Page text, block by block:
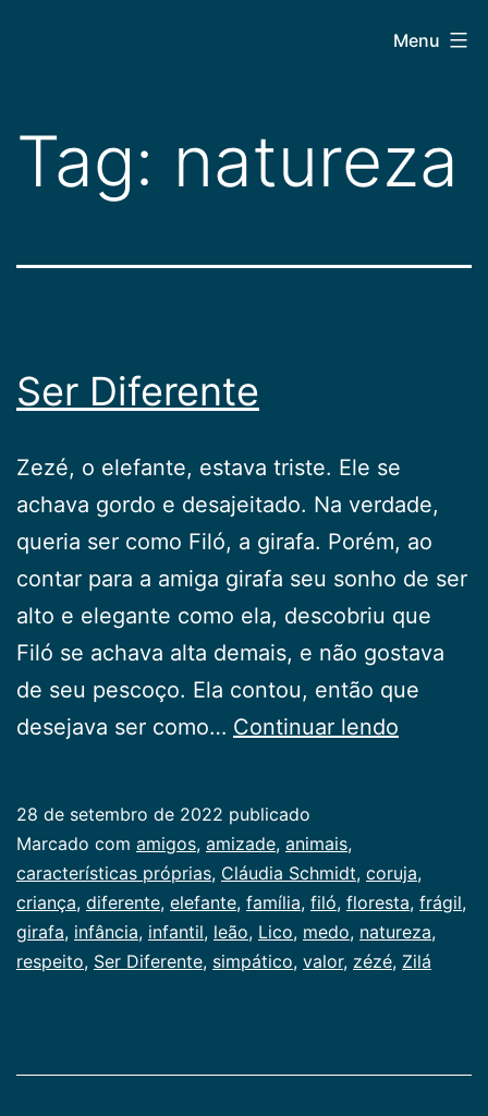
conteúdo
Menu
Tag: natureza
Ser Diferente
Zezé, o elefante, estava triste. Ele se
achava gordo e desajeitado. Na verdade,
queria ser como Filó, a girafa. Porém, ao
contar para a amiga girafa seu sonho de ser
alto e elegante como ela, descobriu que
Filó se achava alta demais, e não gostava
de seu pescoço. Ela contou, então que
desejava ser como… Continuar lendo
28 de setembro de 2022 publicado
Categorizado
como
Infancia
Marcado com amigos, amizade, animais,
características próprias, Cláudia Schmidt, coruja,
criança, diferente, elefante, família, filó, floresta, frágil,
girafa, infância, infantil, leão, Lico, medo, natureza,
respeito, Ser Diferente, simpático, valor, zézé, Zilá